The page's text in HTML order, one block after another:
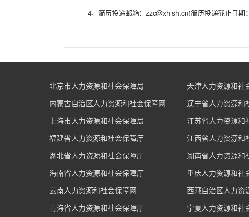
4、简历投递邮箱：zzc@xh.sh.cn(简历投递截止日期
北京市人力资源和社会保障局 天津人力资源和社
内蒙古自治区人力资源和社会保障网
辽宁省人力资源和
上海市人力资源和社会保障局
江苏省人力资源和
福建省人力资源和社会保障厅
江西省人力资源和
湖北省人力资源和社会保障厅
湖南省人力资源和
海南省人力资源和社会保障厅
重庆人力资源和社
云南人力资源和社会保障网
西藏自治区人力资
青海省人力资源和社会保障厅
宁夏人力资源和社